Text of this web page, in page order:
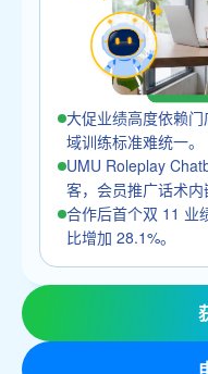
大促业绩高度依赖
域训练标准难统一。
UMU Roleplay
客，会员推广话术内
合作后首个双 11 业
比增加 28.1%。